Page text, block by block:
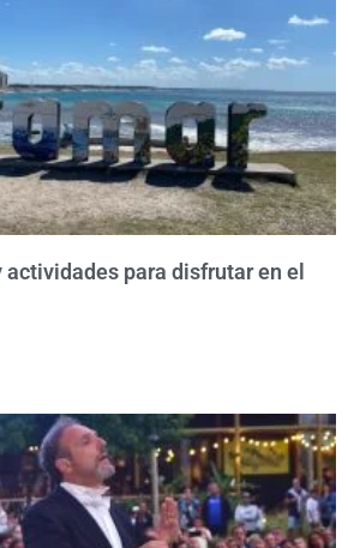
para disfrutar en el